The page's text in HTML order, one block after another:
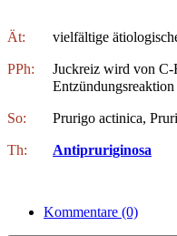
Ät: vielfältige
PPh:
Juckreiz wird von C-
So: Prurigo actinica,
Th: Antipruriginosa
Kommentare (0)